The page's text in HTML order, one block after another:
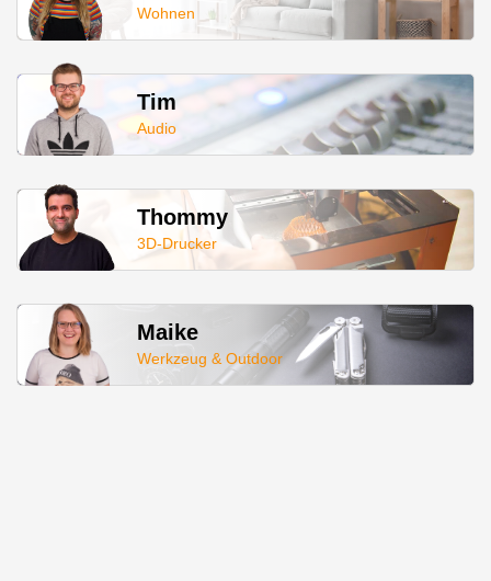
Wohnen
Tim
Audio
Thommy
3D-Drucker
Maike
Werkzeug & Outdoor